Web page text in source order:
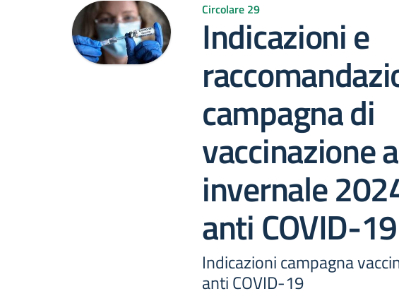
Circolare 29
Indicazioni e
campagna di
vaccinazione
invernale
anti COVID-19
Indicazioni campagna
anti COVID-19